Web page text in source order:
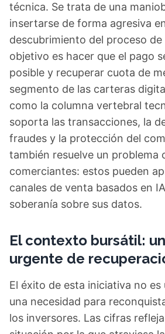
técnica. Se trata de una
insertarse de forma agresiva
descubrimiento del proceso de
objetivo es hacer que el pago
posible y recuperar cuota de
segmento de las carteras
como la columna vertebral
soporta las transacciones, la
fraudes y la protección del
también resuelve un problema
comerciantes: estos pueden
canales de venta basados en
soberanía sobre sus datos.
El contexto bursátil:
urgente de
El éxito de esta iniciativa no es
una necesidad para
los inversores. Las cifras